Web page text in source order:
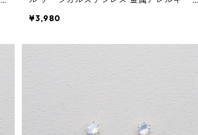
エリー
¥3,980